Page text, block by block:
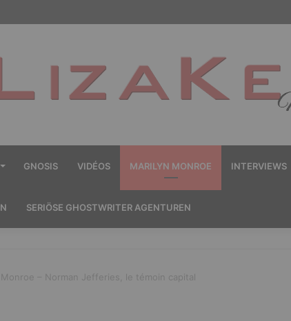
GNOSIS VIDÉOS MARILYN MONROE INTERVIEWS
SERIÖSE GHOSTWRITER AGENTUREN
Monroe – Norman Jefferies, le témoin capital